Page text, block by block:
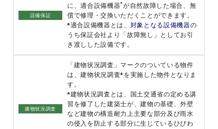
設備保証
に、適合設備機器*が自然故障した場合、無
償で修理・交換いただくことができます。
*適合設備機器とは、 対象となる設備機器の
うち保証会社より「故障無し」としてお引
き渡しした設備です。
建物状況調査
「建物状況調査」マークのついている物件
は、建物状況調査*を実施した物件となりま
す。
*建物状況調査とは、国土交通省の定める講
習を修了した建築士が、建物の基礎、外壁
など建物の構造耐力上主要な部分及び雨水
の侵入を防止する部分に生じているひびわ